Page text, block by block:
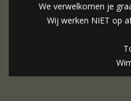
We verwelkomen je
Wij werken NIET op